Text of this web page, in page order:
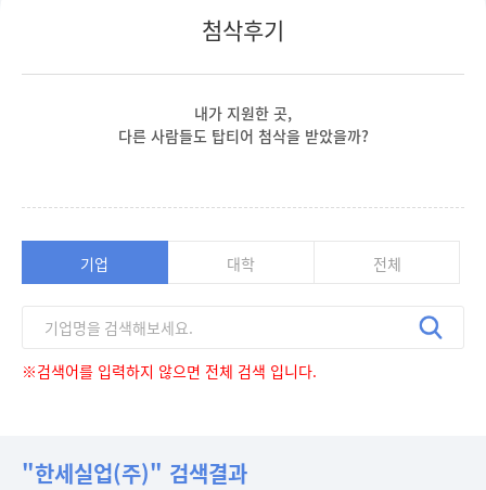
첨삭후기
내가 지원한 곳,
다른 사람들도 탑티어 첨삭을 받았을까?
기업 대학 전체
※검색어를 입력하지 않으면 전체 검색 입니다.
"한세실업(주)" 검색결과